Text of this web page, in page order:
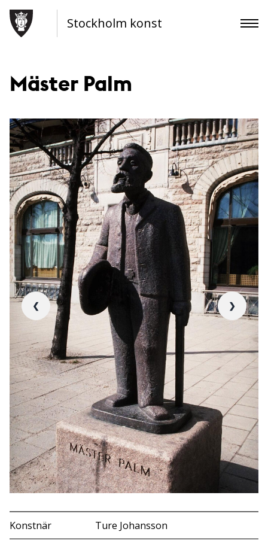
Stockholm konst
Mäster Palm
❮ ❯
Konstnär Ture Johansson